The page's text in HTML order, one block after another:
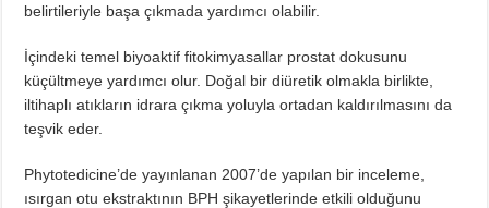
belirtileriyle başa çıkmada yardımcı olabilir.
İçindeki temel biyoaktif fitokimyasallar prostat dokusunu
küçültmeye yardımcı olur. Doğal bir diüretik olmakla birlikte,
iltihaplı atıkların idrara çıkma yoluyla ortadan kaldırılmasını da
teşvik eder.
Phytotedicine’de yayınlanan 2007’de yapılan bir inceleme,
ısırgan otu ekstraktının BPH şikayetlerinde etkili olduğunu